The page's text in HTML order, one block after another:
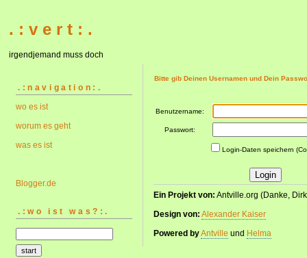
. : v e r t : .
irgendjemand muss doch
.:navigation:.
wo es ist
worum es geht
was es ist
Blogger.de
.:wo ist was?:.
Bitte gib Deinen Usernamen und Dein
Benutzername:
Passwort:
Login-Daten speichern
Ein Projekt von: Antville.org (Danke,
Design von: Alexander Kaiser
Powered byAntville und Helma